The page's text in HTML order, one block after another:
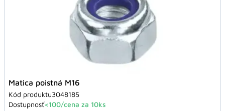
Matica poistná M16
Kód produktu3048185
Dostupnosť<100/cena za 10ks